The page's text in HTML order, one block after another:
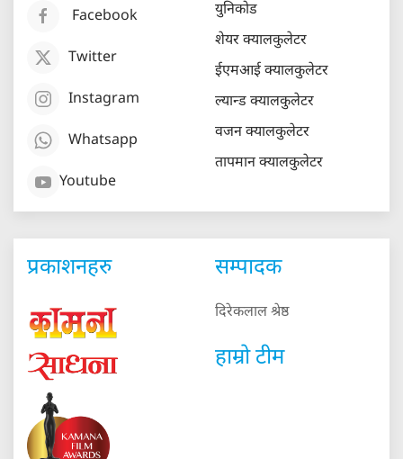
Facebook
Twitter
Instagram
Whatsapp
Youtube
युनिकोड
शेयर क्यालकुलेटर
ईएमआई क्यालकुलेटर
ल्यान्ड क्यालकुलेटर
वजन क्यालकुलेटर
तापमान क्यालकुलेटर
प्रकाशनहरु सम्पादक
दिरेकलाल श्रेष्ठ
हाम्रो टीम